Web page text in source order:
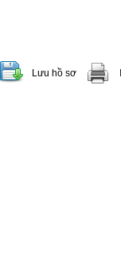
Lưu hồ sơ